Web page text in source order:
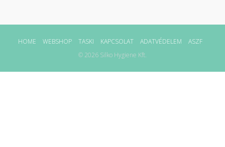
HOME WEBSHOP TASKI KAPCSOLAT ADATVÉDELEM
ASZF
© 2026 Silko Hygiene Kft.